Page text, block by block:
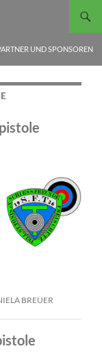
UND SPONSOREN
BREUER